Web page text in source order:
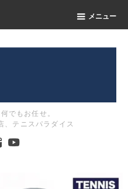
メニュー
でもお任せ。
、テニスパラダイス